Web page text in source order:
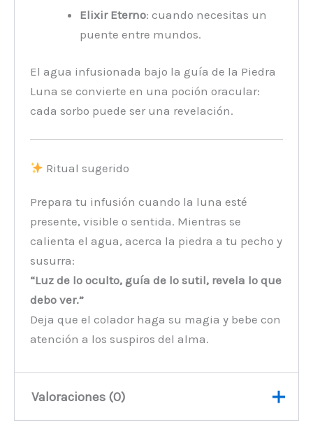
Elixir Eterno: cuando necesitas un
puente entre mundos.
El agua infusionada bajo la guía de la Piedra
Luna se convierte en una poción oracular:
cada sorbo puede ser una revelación.
Ritual sugerido
Prepara tu infusión cuando la luna esté
presente, visible o sentida. Mientras se
calienta el agua, acerca la piedra a tu pecho y
susurra:
“Luz de lo oculto, guía de lo sutil, revela lo que
debo ver.”
Deja que el colador haga su magia y bebe con
atención a los suspiros del alma.
Valoraciones (0)